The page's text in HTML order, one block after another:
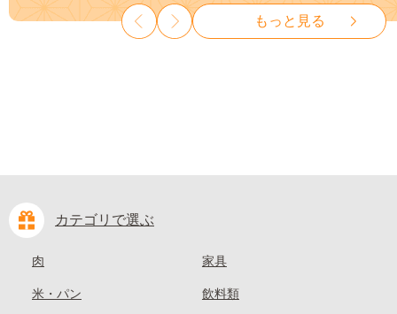
種なし 先行予約 富士川町
10000円 一万円 9000円 九千円
山県 笠岡市 清水白桃 白鳳 白
麗 クール便---
kasaoka_zsy_419_100---
もっと見る
カテゴリで選ぶ
肉
米・パン
家具
飲料類